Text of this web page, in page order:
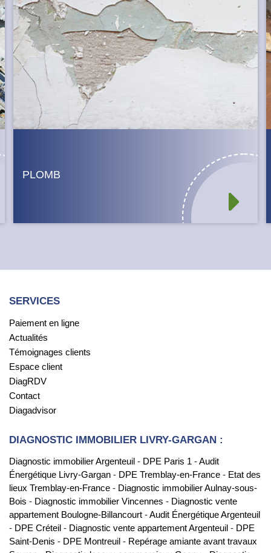
PLOMB
SERVICES
Paiement en ligne
Actualités
Témoignages clients
Espace client
DiagRDV
Contact
Diagadvisor
DIAGNOSTIC IMMOBILIER LIVRY-GARGAN :
Diagnostic immobilier Argenteuil - DPE Paris 1 -Audit
Énergétique Livry-Gargan - DPE Tremblay-en-France - Etat des
lieux Tremblay-en-France - Diagnostic immobilier Aulnay-sous-
Bois - Diagnostic immobilier Vincennes - Diagnostic vente
appartement Boulogne-Billancourt -Audit Énergétique Argenteuil
- DPE Créteil - Diagnostic vente appartement Argenteuil - DPE
Saint-Denis - DPE Montreuil - Repérage amiante avant travaux